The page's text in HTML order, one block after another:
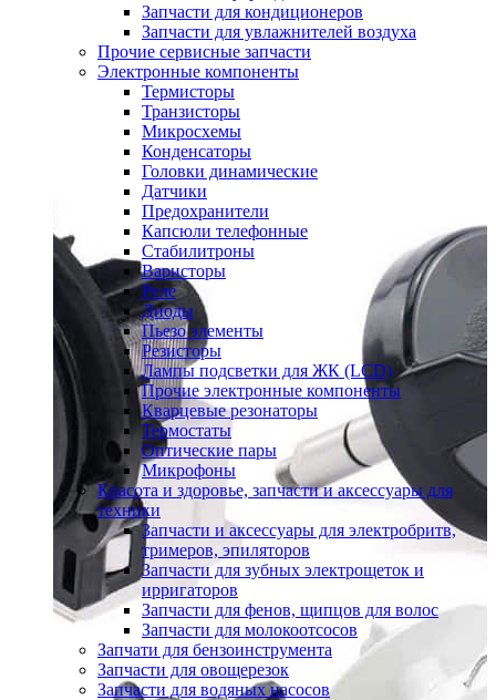
Запчасти для кондиционеров
Запчасти для увлажнителей воздуха
Прочие сервисные запчасти
Электронные компоненты
Термисторы
Транзисторы
Микросхемы
Конденсаторы
Головки динамические
Датчики
Предохранители
Капсюли телефонные
Стабилитроны
Варисторы
Реле
Диоды
Пьезо элементы
Резисторы
Лампы подсветки для ЖК (LCD)
Прочие электронные компоненты
Кварцевые резонаторы
Термостаты
Оптические пары
Микрофоны
Красота и здоровье, запчасти и аксессуары для
техники
Запчасти и аксессуары для электробритв,
тримеров, эпиляторов
Запчасти для зубных электрощеток и
ирригаторов
Запчасти для фенов, щипцов для волос
Запчасти для молокоотсосов
Запчати для бензоинструмента
Запчасти для овощерезок
Запчасти для водяных насосов